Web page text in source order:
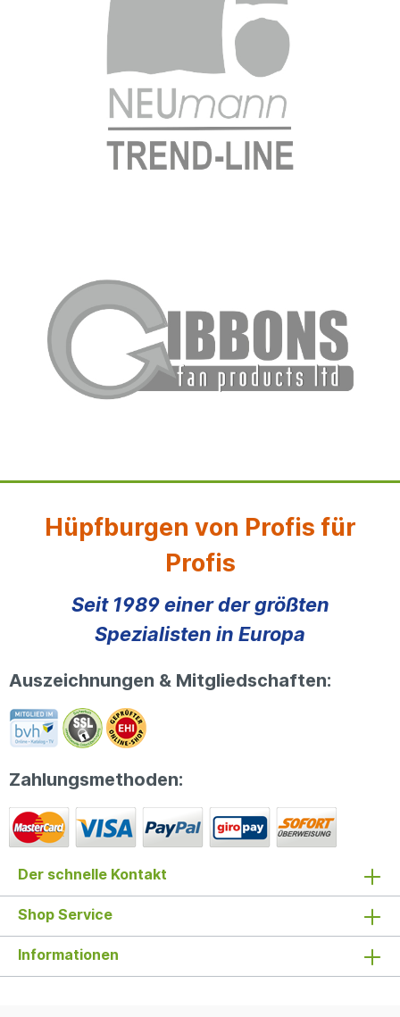
Hüpfburgen von Profis für
Profis
Seit 1989 einer der größten
Spezialisten in Europa
Auszeichnungen & Mitgliedschaften:
Zahlungsmethoden:
Der schnelle Kontakt
Shop Service
Informationen